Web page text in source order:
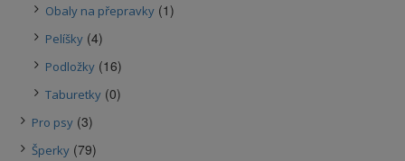
Obaly na přepravky (1)
Pelíšky (4)
Podložky (16)
Taburetky (0)
Pro psy (3)
Šperky (79)